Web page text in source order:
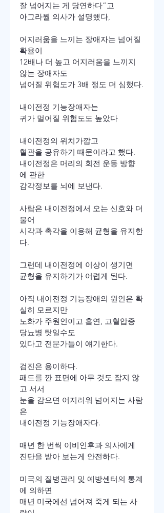
잘 넘어지는 게 당연하다”고
아그라월 의사가 설명했다,
어지러움을 느끼는 장애자는 넘어질
확율이
12배나 더 높고 어지러움을 느끼지
않는 장애자도
넘어질 위험도가 3배 정도 더 심했다.
내이전정 기능장애자는
귀가 멀어질 위험도도 높았다
내이전정의 위치가깝고
혈관을 공유하기 때문이라고 했다.
내이전정은 머리의 회전 운동 방향
에 관한
감각정보를 뇌에 보낸다.
사람은 내이전정에서 오는 신호와 더
불어
시각과 촉각을 이용해 균형을 유지한
다.
그런데 내이전정에 이상이 생기면
균형을 유지하기가 어렵게 된다.
아직 내이전정 기능장애의 원인은 확
실히 모르지만
노화가 주원인이고 흡연, 고혈압증
당뇨병 탓일수도
있다고 전문가들이 얘기한다.
검진은 용이하다.
패드를 깐 표면에 아무 것도 잡지 않
고 서서
눈을 감으면 어지러워 넘어지는 사람
은
내이전정 기능장애자다.
매년 한 번씩 이비인후과 의사에게
진단을 받아 보는게 안전하다.
미국의 질병관리 및 예방센터의 통계
에 의하면
매년 미국에선 넘어져 죽게 되는 사